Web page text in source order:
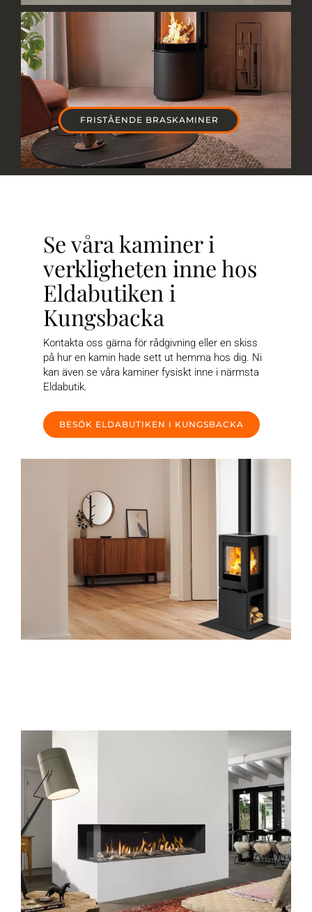
FRISTÅENDE BRASKAMINER
Se våra kaminer i
verkligheten inne hos
Eldabutiken i
Kungsbacka
Kontakta oss gärna för rådgivning eller en skiss
på hur en kamin hade sett ut hemma hos dig. Ni
kan även se våra kaminer fysiskt inne i närmsta
Eldabutik.
BESÖK ELDABUTIKEN I KUNGSBACKA